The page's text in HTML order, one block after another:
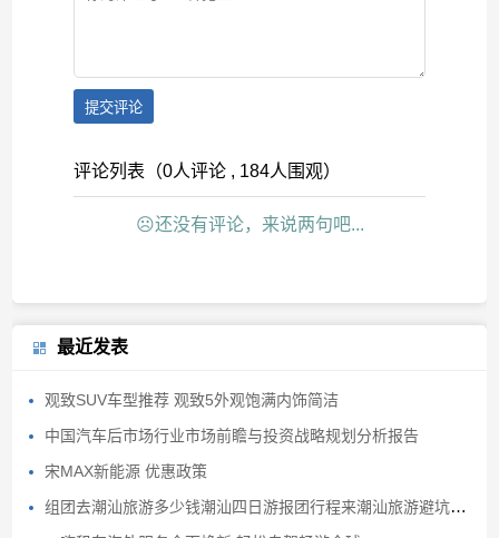
提交评论
评论列表（0人评论 , 184人围观）
☹还没有评论，来说两句吧...
最近发表
观致SUV车型推荐 观致5外观饱满内饰简洁
中国汽车后市场行业市场前瞻与投资战略规划分析报告
宋MAX新能源 优惠政策
组团去潮汕旅游多少钱潮汕四日游报团行程来潮汕旅游避坑避雷